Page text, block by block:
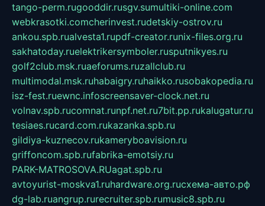
tango-perm.rugooddir.rusgv.sumultiki-online.com
webkrasotki.comcherinvest.rudetskiy-ostrov.ru
ankou.spb.rualvesta1.rupdf-creator.runix-files.org.ru
sakhatoday.ruelektrikersymboler.rusputnikyes.ru
golf2club.msk.ruaeforums.ruzallclub.ru
multimodal.msk.ruhabaigry.ruhaikko.rusobakopedia.ru
isz-fest.ruewnc.infoscreensaver-clock.net.ru
volnav.spb.rucomnat.runpf.net.ru7bit.pp.rukalugatur.ru
tesiaes.rucard.com.rukazanka.spb.ru
gildiya-kuznecov.rukameryboavision.ru
griffoncom.spb.rufabrika-emotsiy.ru
PARK-MATROSOVA.RUagat.spb.ru
avtoyurist-moskva1.ruhardware.org.ruсхема-авто.рф
dg-lab.ruangrup.rurecruiter.spb.rumusic8.spb.ru